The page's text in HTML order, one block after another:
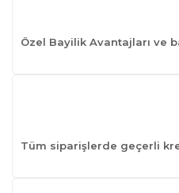
Özel Bayilik Avantajları ve
Tüm siparişlerde geçerli